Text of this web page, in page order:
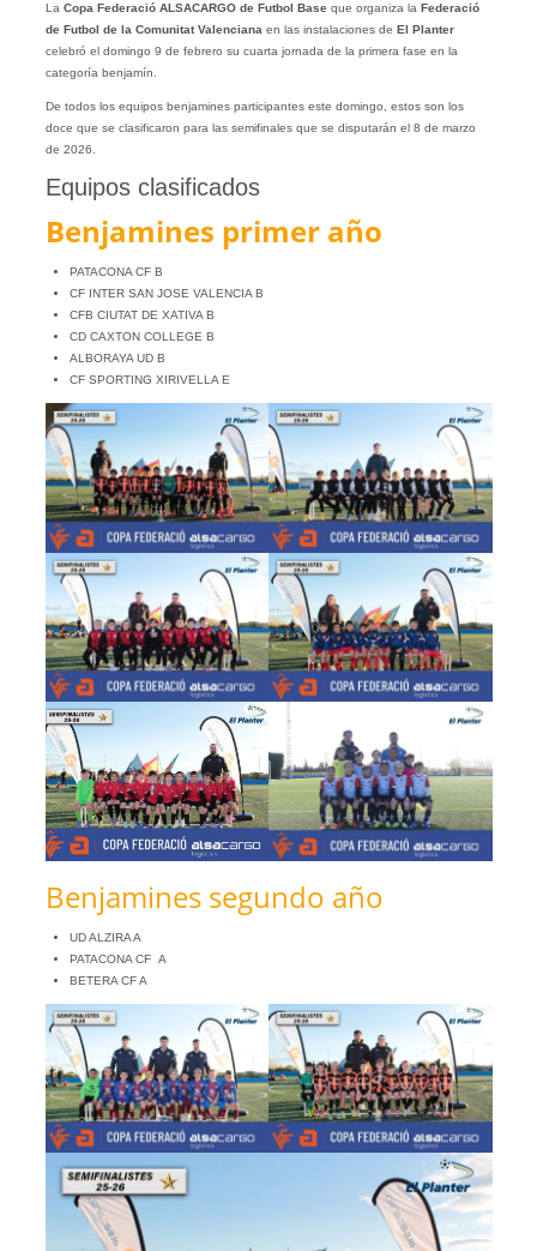
La Copa Federació ALSACARGO de Futbol Baseque organiza la Federació
de Futbol de la Comunitat Valenciana en las instalaciones de El Planter
celebró el domingo 9 de febrero su cuarta jornada de la primera fase en la
categoría benjamín.
De todos los equipos benjamines participantes este domingo, estos son los
doce que se clasificaron para las semifinales que se disputarán el 8 de marzo
de 2026.
Equipos clasificados
Benjamines primer año
PATACONA CF B
CF INTER SAN JOSE VALENCIA B
CFB CIUTAT DE XATIVA B
CD CAXTON COLLEGE B
ALBORAYA UD B
CF SPORTING XIRIVELLA E
Benjamines segundo año
UD ALZIRA A
PATACONA CF A
BETERA CF A